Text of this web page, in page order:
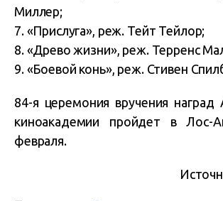
Миллер;
7. «Прислуга», реж. Тейт Тейлор;
8. «Древо жизни», реж. Терренс
9. «Боевой конь», реж. Стивен
84-я церемония вручения наград
киноакадемии пройдет в Лос-
февраля.